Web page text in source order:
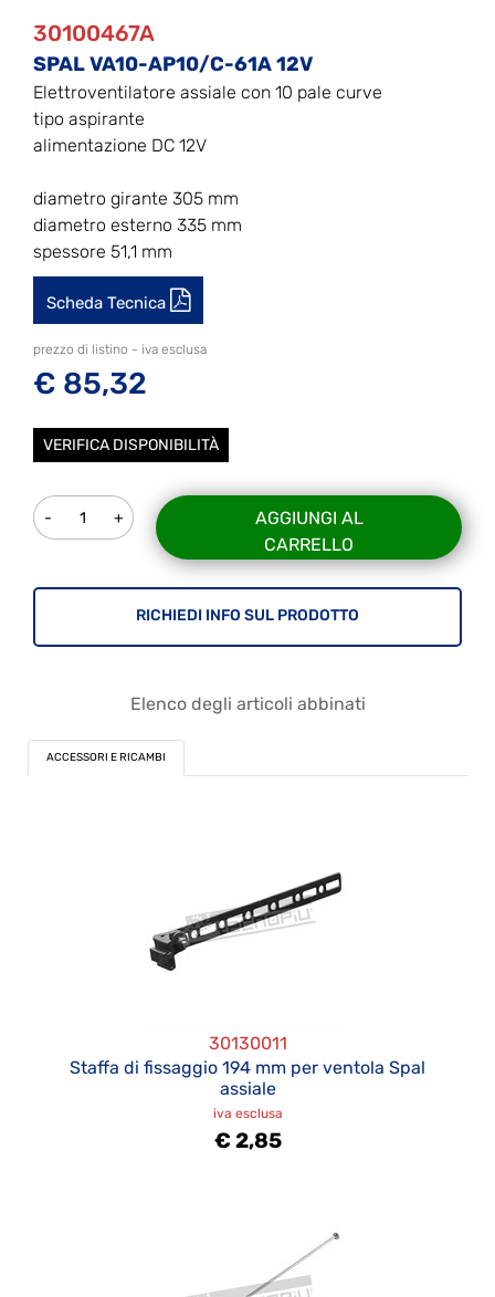
30100467A
SPAL VA10-AP10/C-61A 12V
Elettroventilatore assiale con 10 pale curve
tipo aspirante
alimentazione DC 12V
diametro girante 305 mm
diametro esterno 335 mm
spessore 51,1 mm
Scheda Tecnica
prezzo di listino - iva esclusa
€ 85,32
VERIFICA DISPONIBILITÀ
Quantità
AGGIUNGI AL
CARRELLO
RICHIEDI INFO SUL PRODOTTO
Elenco degli articoli abbinati
ACCESSORI E RICAMBI
30130011
Staffa di fissaggio 194 mm per ventola Spal
assiale
iva esclusa
€ 2,85